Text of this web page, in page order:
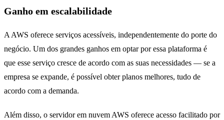
Ganho em escalabilidade
A AWS oferece serviços acessíveis, independentemente do porte do
negócio. Um dos grandes ganhos em optar por essa plataforma é
que esse serviço cresce de acordo com as suas necessidades — se a
empresa se expande, é possível obter planos melhores, tudo de
acordo com a demanda.
Além disso, o servidor em nuvem AWS oferece acesso facilitado por